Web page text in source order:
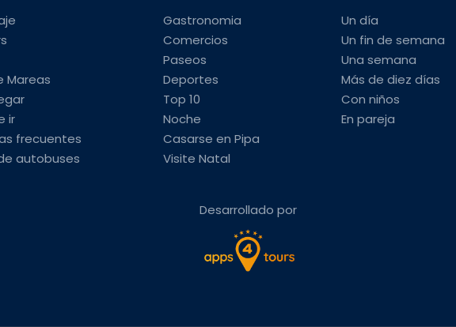
Mareas
ir
frecuentes
autobuses
Gastronomia
Comercios
Paseos
Deportes
Top 10
Noche
Casarse en Pipa
Visite Natal
Un día
Un fin de semana
Una semana
Más de diez días
Con niños
En pareja
Desarrollado por